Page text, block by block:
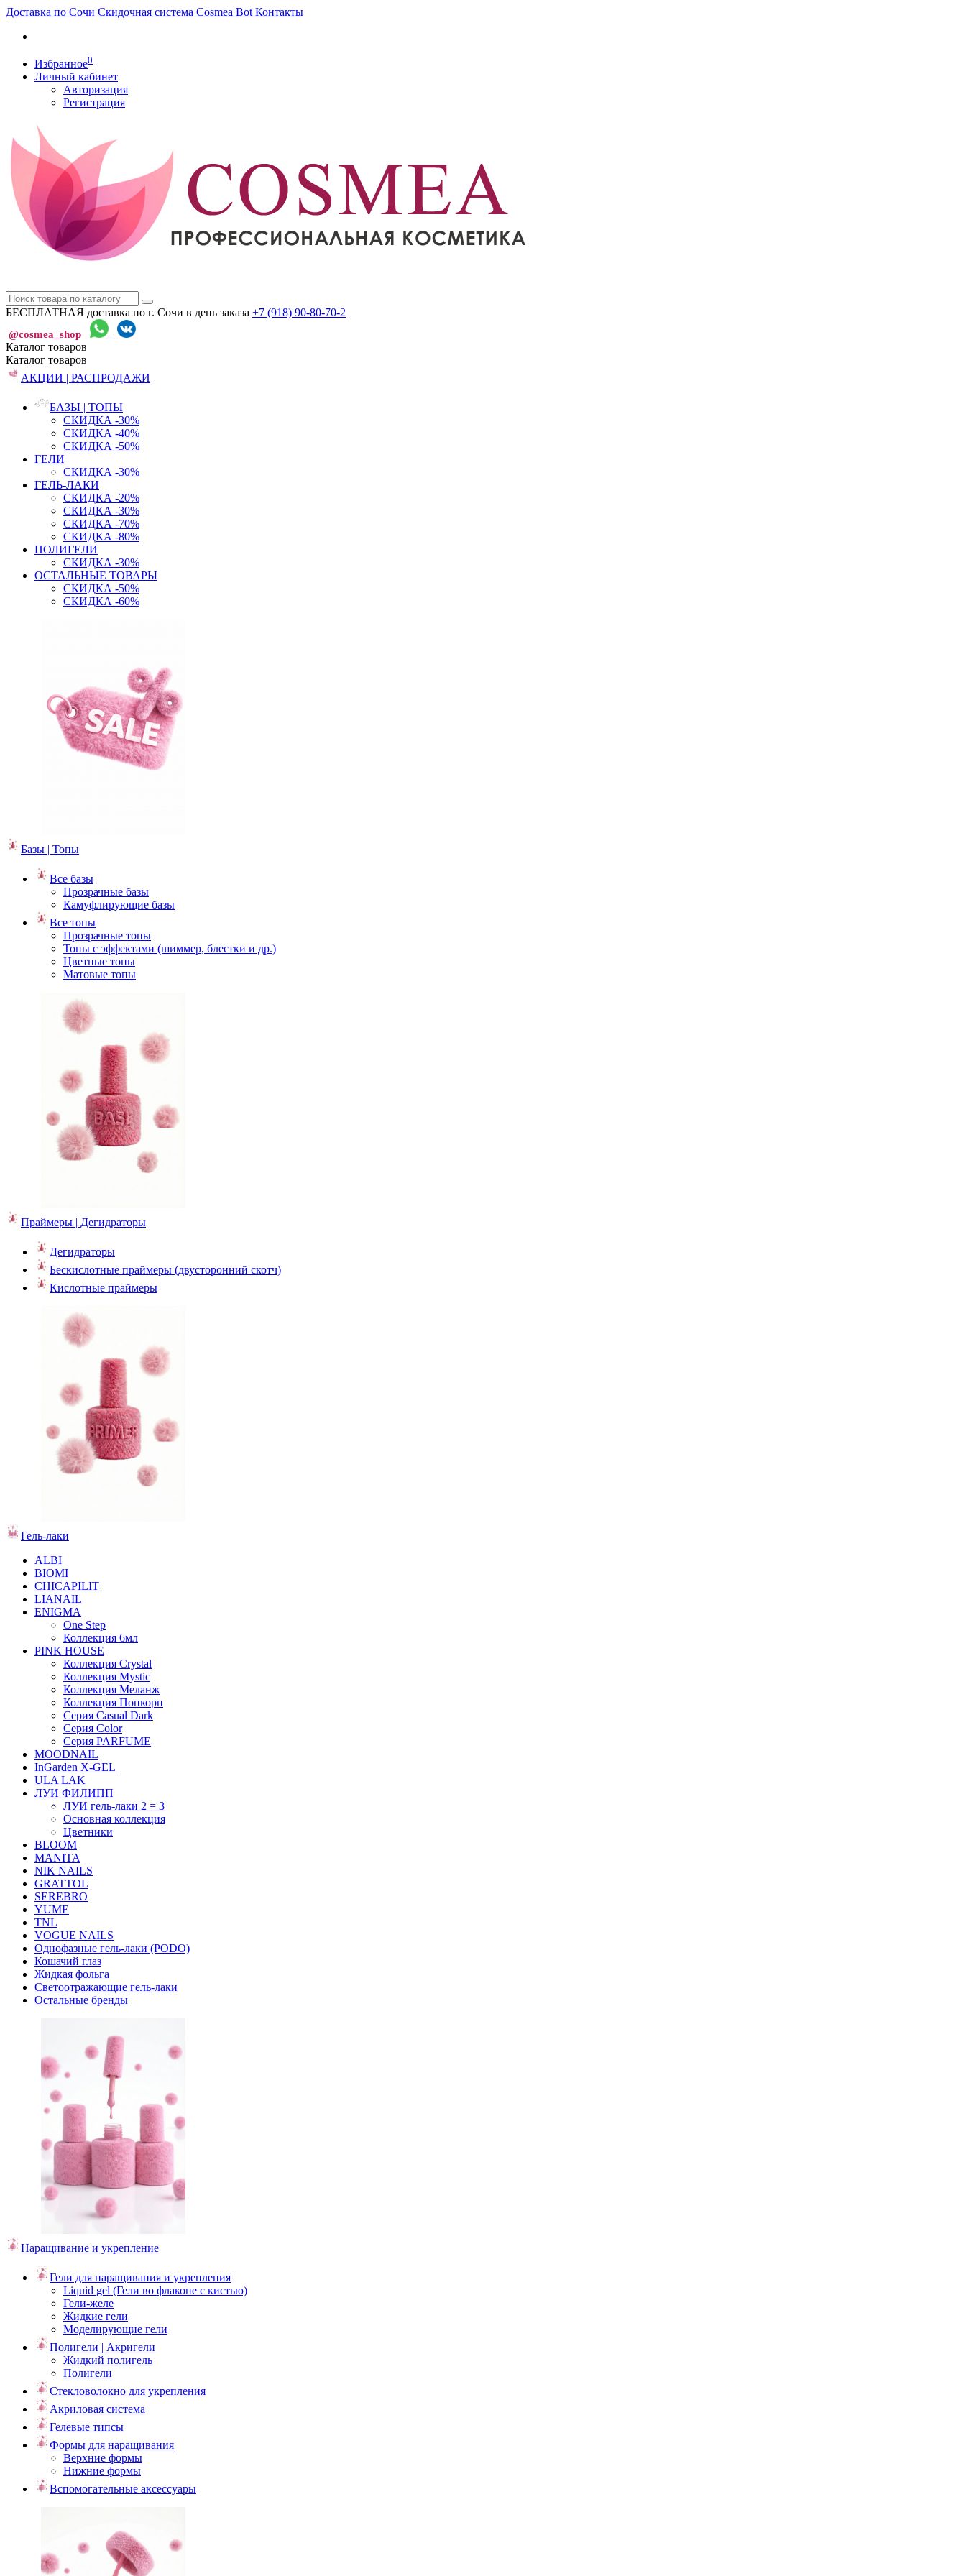
Доставка по Сочи Скидочная система Cosmea Bot Контакты
Избранное0
Личный кабинет
Авторизация
Регистрация
БЕСПЛАТНАЯ доставка по г. Сочи в день заказа +7 (918) 90-80-70-2
@cosmea_shop
Каталог товаров
Каталог товаров
АКЦИИ | РАСПРОДАЖИ
БАЗЫ | ТОПЫ
СКИДКА -30%
СКИДКА -40%
СКИДКА -50%
ГЕЛИ
СКИДКА -30%
ГЕЛЬ-ЛАКИ
СКИДКА -20%
СКИДКА -30%
СКИДКА -70%
СКИДКА -80%
ПОЛИГЕЛИ
СКИДКА -30%
ОСТАЛЬНЫЕ ТОВАРЫ
СКИДКА -50%
СКИДКА -60%
Базы | Топы
Все базы
Прозрачные базы
Камуфлирующие базы
Все топы
Прозрачные топы
Топы с эффектами (шиммер, блестки и др.)
Цветные топы
Матовые топы
Праймеры | Дегидраторы
Дегидраторы
Бескислотные праймеры (двусторонний скотч)
Кислотные праймеры
Гель-лаки
ALBI
BIOMI
CHICAPILIT
LIANAIL
ENIGMA
One Step
Коллекция 6мл
PINK HOUSE
Коллекция Crystal
Коллекция Mystic
Коллекция Меланж
Коллекция Попкорн
Серия Casual Dark
Серия Color
Серия PARFUME
MOODNAIL
InGarden X-GEL
ULA LAK
ЛУИ ФИЛИПП
ЛУИ гель-лаки 2 = 3
Основная коллекция
Цветники
BLOOM
MANITA
NIK NAILS
GRATTOL
SEREBRO
YUME
TNL
VOGUE NAILS
Однофазные гель-лаки (PODO)
Кошачий глаз
Жидкая фольга
Светоотражающие гель-лаки
Остальные бренды
Наращивание и укрепление
Гели для наращивания и укрепления
Liquid gel (Гели во флаконе с кистью)
Гели-желе
Жидкие гели
Моделирующие гели
Полигели | Акригели
Жидкий полигель
Полигели
Стекловолокно для укрепления
Акриловая система
Гелевые типсы
Формы для наращивания
Верхние формы
Нижние формы
Вспомогательные аксессуары